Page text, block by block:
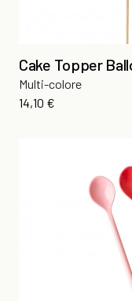
Cake Topper
Multi-colore
Prix
14,10 €